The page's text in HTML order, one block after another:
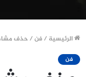
الرئيسية /فن/ حذف
فن